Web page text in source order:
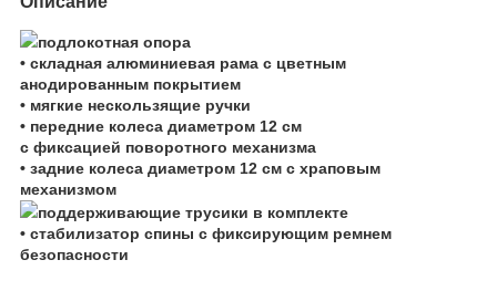
подлокотная опора
• складная алюминиевая рама с цветным
анодированным покрытием
• мягкие нескользящие ручки
• передние колеса диаметром 12 см
с фиксацией поворотного механизма
• задние колеса диаметром 12 см с храповым
механизмом
поддерживающие трусики в комплекте
• стабилизатор спины с фиксирующим ремнем
безопасности